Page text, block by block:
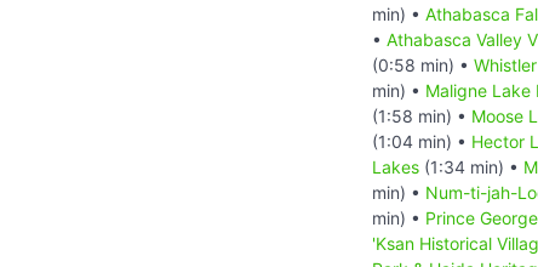
min) • Athabasca
• Athabasca Valley
(0:58 min) •
min) • Maligne Lake
(1:58 min) • Moose
(1:04 min) • Hector
Lakes (1:34 min) •
min) • Num-ti-jah-
min) • Prince George
'Ksan Historical